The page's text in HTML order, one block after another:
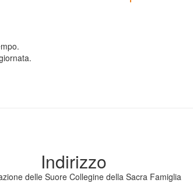
.
Indirizzo
delle Suore Collegine della Sacra Famiglia